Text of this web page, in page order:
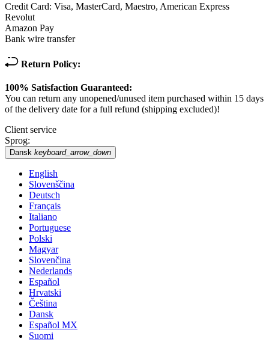
Credit Card: Visa, MasterCard, Maestro, American Express
Revolut
Amazon Pay
Bank wire transfer
Return Policy:
100% Satisfaction Guaranteed:
You can return any unopened/unused item purchased within 15 days
of the delivery date for a full refund (shipping excluded)!
Client service
Sprog:
Dansk keyboard_arrow_down
English
Slovenščina
Deutsch
Français
Italiano
Portuguese
Polski
Magyar
Slovenčina
Nederlands
Español
Hrvatski
Čeština
Dansk
Español MX
Suomi